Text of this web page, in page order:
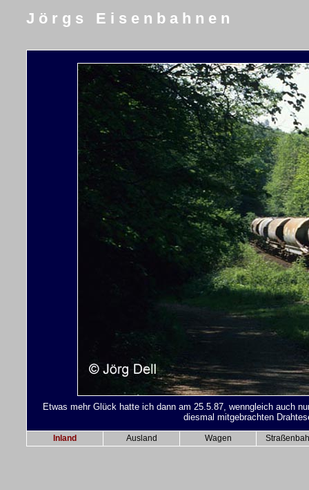
J ö r g s E i s e n b a h n e n
Etwas mehr Glück hatte ich dann am 25.5.87, wenngleich auch
diesmal mitgebrachten
Inland Ausland Wagen